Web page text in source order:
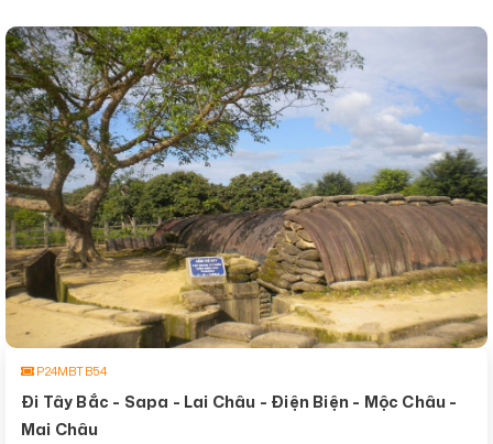
P24MBTB54
Đi Tây Bắc - Sapa - Lai Châu - Điện Biện - Mộc Châu -
Mai Châu